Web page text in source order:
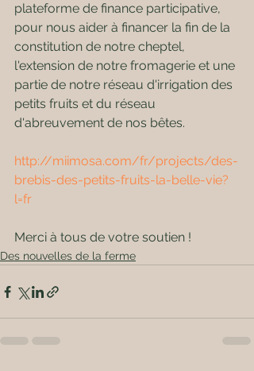
plateforme de finance participative,
pour nous aider à financer la fin de la
constitution de notre cheptel,
l'extension de notre fromagerie et une
partie de notre réseau d'irrigation des
petits fruits et du réseau
d'abreuvement de nos bêtes.
http://miimosa.com/fr/projects/des-
brebis-des-petits-fruits-la-belle-vie?
l=fr
Merci à tous de votre soutien !
Des nouvelles de la ferme